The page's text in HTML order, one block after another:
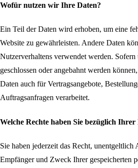
Wofür nutzen wir Ihre Daten?
Ein Teil der Daten wird erhoben, um eine
Website zu gewährleisten. Andere Daten
Nutzerverhaltens verwendet werden. Sofern
geschlossen oder angebahnt werden
Daten auch für Vertragsangebote,
Auftragsanfragen verarbeitet.
Welche Rechte haben Sie bezüglich Ihrer
Sie haben jederzeit das Recht,
Empfänger und Zweck Ihrer gespeicherten